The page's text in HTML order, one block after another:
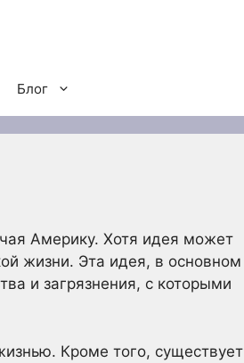
Блог
Америку. Хотя идея может
жизни. Эта идея, в основном
и загрязнения, с которыми
Кроме того, существует